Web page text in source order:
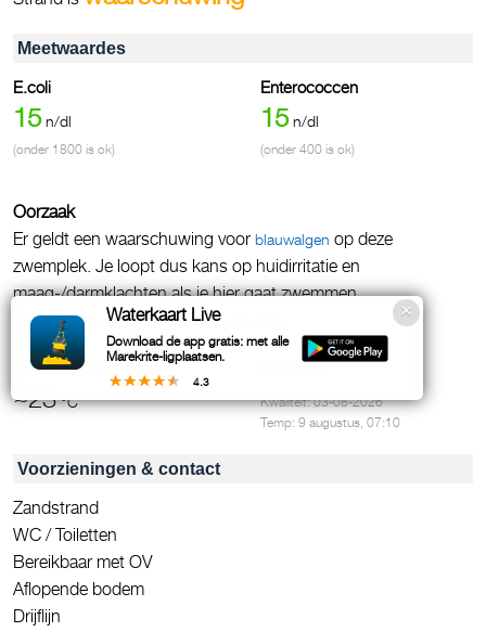
Meetwaardes
E.coli
15 n/dl
(onder 1800 is ok)
Enterococcen
15 n/dl
(onder 400 is ok)
Oorzaak
Er geldt een waarschuwing voor blauwalgen op deze
zwemplek. Je loopt dus kans op huidirritatie en
maag-/darmklachten als je hier gaat zwemmen.
Deze waarschuwing geldt sinds:04-08-2026
Watertemperatuur
~23 °C
Meettijden
Kwaliteit: 03-08-2026
Temp: 9 augustus, 07:10
Voorzieningen & contact
Zandstrand
WC / Toiletten
Bereikbaar met OV
Aflopende bodem
Drijflijn
Waterkaart Live
Download de app gratis: met alle
Marekrite-ligplaatsen.
4.3